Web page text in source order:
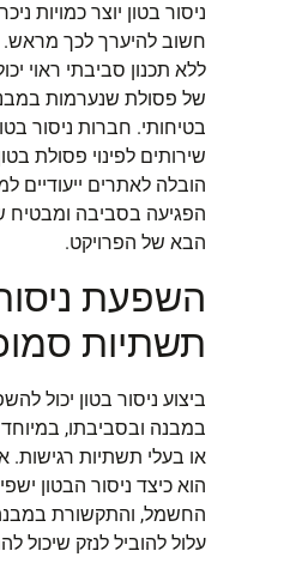
ניסור בטון יוצר כמויות
חשוב להיערך לכך מראש.
ללא תכנון סביבתי ראוי
של פסולת שנערמות במבנה
בטיחותי. חברות ניסור
שירותים לפינוי פסולת
הובלה לאתרים ייעודיים
הפגיעה בסביבה ומבטיח
הבא של הפרויקט.
השפעת
תשתיות
ביצוע ניסור בטון יכול
במבנה ובסביבתו,
או בעלי תשתיות
הוא כיצד ניסור הבטון
החשמל, והתקשורת
עלול להוביל לנזק שיכול